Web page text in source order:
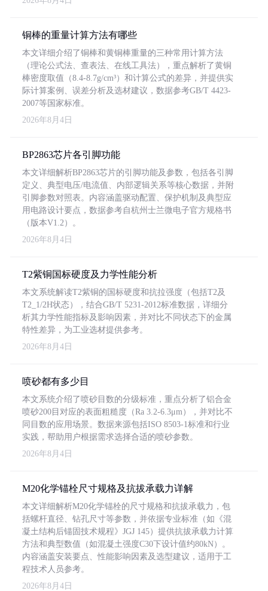
铜棒的重量计算方法有哪些
本文详细介绍了铜棒和黄铜棒重量的三种常用计算方法
（理论公式法、查表法、在线工具法），重点解析了黄铜
棒密度取值（8.4-8.7g/cm³）和计算公式的差异，并提供实
际计算案例、误差分析及选材建议，数据参考GB/T 4423-
2007等国家标准。
2026年8月4日
BP2863芯片各引脚功能
本文详细解析BP2863芯片的引脚功能及参数，包括各引脚
定义、典型电压/电流值、内部逻辑关系等核心数据，并附
引脚参数对照表。内容涵盖驱动配置、保护机制及典型应
用电路设计要点，数据参考自杭州士兰微电子官方规格书
（版本V1.2）。
2026年8月4日
T2紫铜国标硬度及力学性能分析
本文系统解读T2紫铜的国标硬度和抗拉强度（包括T2及
T2_1/2H状态），结合GB/T 5231-2012标准数据，详细分
析其力学性能指标及影响因素，并对比不同状态下的金属
特性差异，为工业选材提供参考。
2026年8月4日
喷砂都有多少目
本文系统介绍了喷砂目数的分级标准，重点分析了铝合金
喷砂200目对应的表面粗糙度（Ra 3.2-6.3μm），并对比不
同目数的应用场景。数据来源包括ISO 8503-1标准和行业
实践，帮助用户根据需求选择合适的喷砂参数。
2026年8月4日
M20化学锚栓尺寸规格及抗拔承载力详解
本文详细解析M20化学锚栓的尺寸规格和抗拔承载力，包
括螺杆直径、钻孔尺寸等参数，并依据专业标准（如《混
凝土结构后锚固技术规程》JGJ 145）提供抗拔承载力计算
方法和典型数值（如混凝土强度C30下设计值约80kN）。
内容涵盖安装要点、性能影响因素及选型建议，适用于工
程技术人员参考。
2026年8月4日